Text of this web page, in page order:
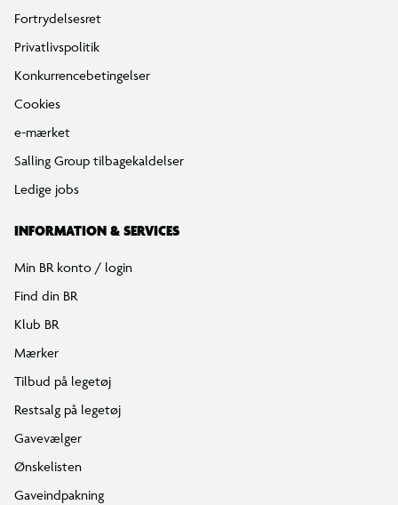
Fortrydelsesret
Privatlivspolitik
Konkurrencebetingelser
Cookies
e-mærket
Salling Group tilbagekaldelser
Ledige jobs
INFORMATION & SERVICES
Min BR konto / login
Find din BR
Klub BR
Mærker
Tilbud på legetøj
Restsalg på legetøj
Gavevælger
Ønskelisten
Gaveindpakning